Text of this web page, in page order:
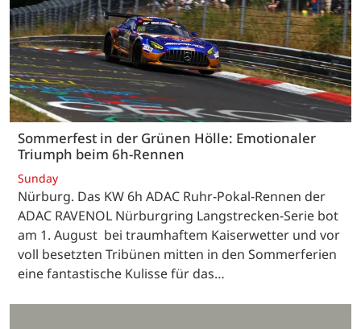
Sommerfest in der Grünen Hölle: Emotionaler
Triumph beim 6h-Rennen
Sunday
Nürburg. Das KW 6h ADAC Ruhr-Pokal-Rennen der
ADAC RAVENOL Nürburgring Langstrecken-Serie bot
am 1. August bei traumhaftem Kaiserwetter und vor
voll besetzten Tribünen mitten in den Sommerferien
eine fantastische Kulisse für das…